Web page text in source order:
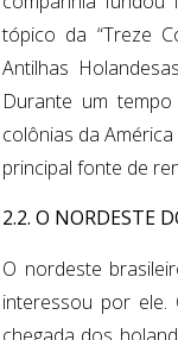
tópico da “Treze
Antilhas
Durante um
colônias da
principal fonte de
2.2. O NORDESTE
O nordeste
interessou por ele.